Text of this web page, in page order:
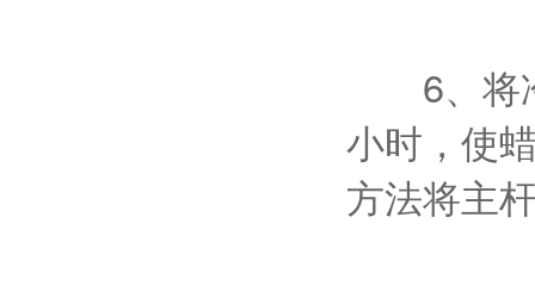
6、将冷
小时，使
方法将主